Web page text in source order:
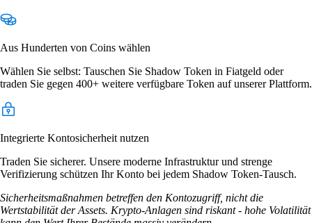
Aus Hunderten von Coins wählen
Wählen Sie selbst: Tauschen Sie Shadow Token in Fiatgeld oder
traden Sie gegen 400+ weitere verfügbare Token auf unserer Plattform.
Integrierte Kontosicherheit nutzen
Traden Sie sicherer. Unsere moderne Infrastruktur und strenge
Verifizierung schützen Ihr Konto bei jedem Shadow Token-Tausch.
Sicherheitsmaßnahmen betreffen den Kontozugriff, nicht die
Wertstabilität der Assets. Krypto-Anlagen sind riskant - hohe Volatilität